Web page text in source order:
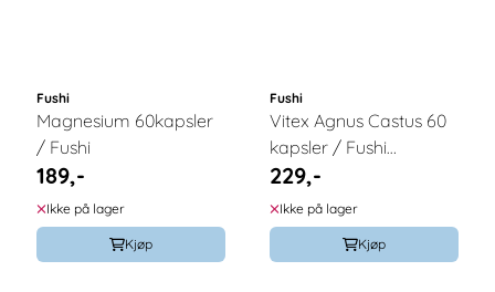
Fushi
Magnesium 60kapsler
/ Fushi
189,-
Ikke på lager
Kjøp
Fushi
Vitex Agnus Castus 60
kapsler / Fushi
Wellbeing
229,-
Ikke på lager
Kjøp